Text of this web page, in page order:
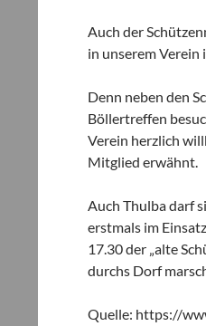
Auch der
in unserem Verein
Denn neben den
Böllertreffen
Verein herzlich
Mitglied erwähnt.
Auch Thulba darf
erstmals im
17.30 der „alte
durchs Dorf
Quelle: https://